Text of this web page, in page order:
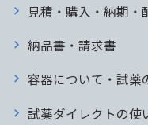
見積・購入・納期・
納品書・請求書
容器について・試薬
試薬ダイレクトの使